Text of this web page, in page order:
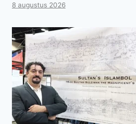
8 augustus 2026